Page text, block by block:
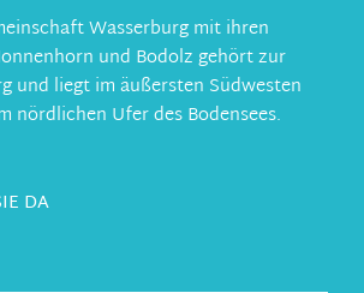
Wasserburg mit ihren
und Bodolz gehört zur
und liegt im äußersten Südwesten
nördlichen Ufer des Bodensees.
DA